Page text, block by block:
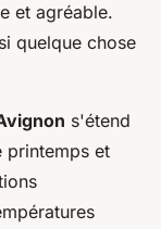
et agréable.
quelque chose
s'étend
printemps et